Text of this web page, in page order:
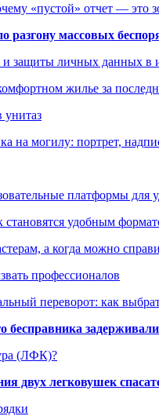
«пустой» отчет — это
разгону массовых
защиты личных данных в
жилье за
унитаз
на могилу: портрет,
платформы для
удобным
а когда можно
профессионалов
переворот: как
задерживали
(ЛФК)?
двух легковушек